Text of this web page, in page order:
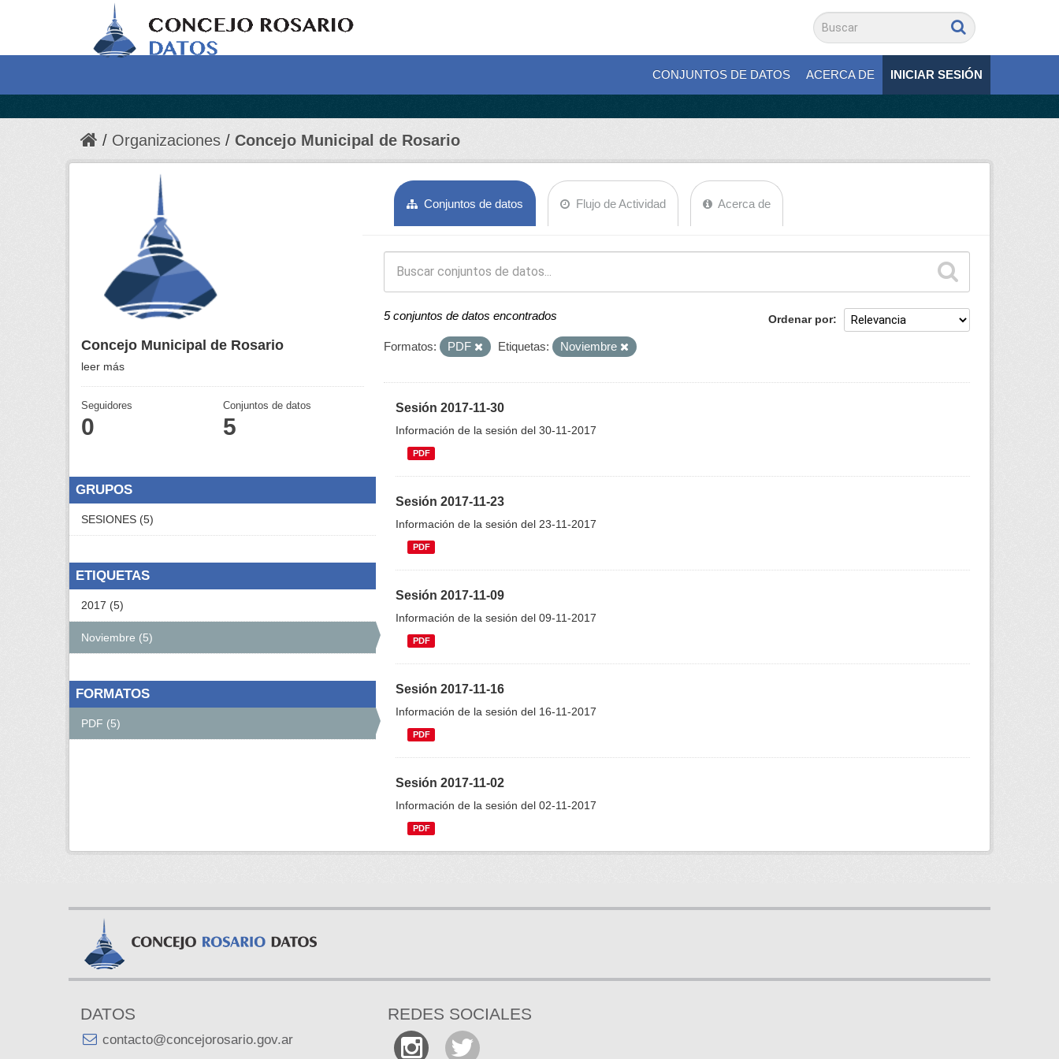
CONJUNTOS DE DATOS ACERCA DE INICIAR SESIÓN
Organizaciones Concejo Municipal de Rosario
Conjuntos de datos Flujo de Actividad Acerca de
Ordenar por
5 conjuntos de datos encontrados
Formatos: PDF Etiquetas: Noviembre
Sesión 2017-11-30
Información de la sesión del 30-11-2017
PDF
Sesión 2017-11-23
Información de la sesión del 23-11-2017
PDF
Sesión 2017-11-09
Información de la sesión del 09-11-2017
PDF
Sesión 2017-11-16
Información de la sesión del 16-11-2017
PDF
Sesión 2017-11-02
Información de la sesión del 02-11-2017
PDF
Concejo Municipal de Rosario
leer más
Seguidores
0
Conjuntos de datos
5
GRUPOS
SESIONES (5)
ETIQUETAS
2017 (5)
Noviembre (5)
FORMATOS
PDF (5)
DATOS
contacto@concejorosario.gov.ar
REDES SOCIALES